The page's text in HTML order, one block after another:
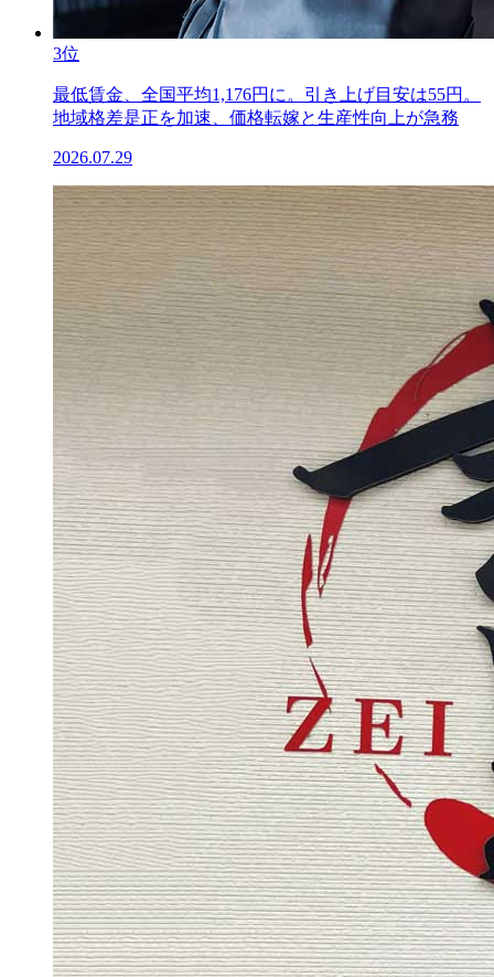
3位
最低賃金、全国平均1,176円に。引き上げ目安は55円。
地域格差是正を加速、価格転嫁と生産性向上が急務
2026.07.29